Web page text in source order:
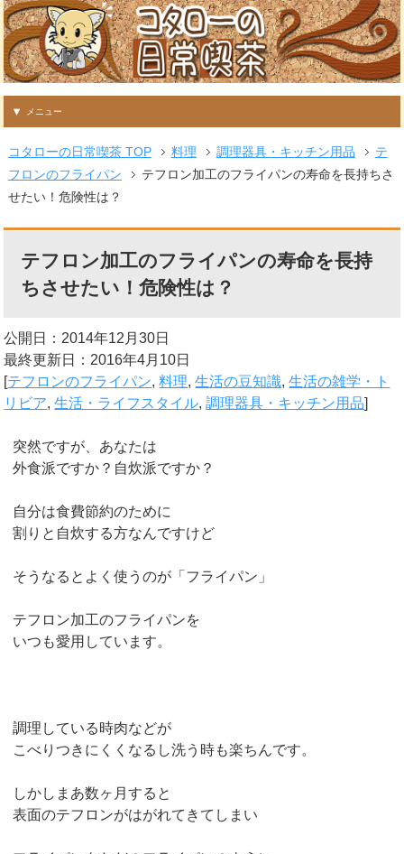
メニュー
コタローの日常喫茶 TOP 料理 調理器具・キッチン用品
テ
フロンのフライパン
テフロン加工のフライパンの寿命を長持ちさ
せたい！危険性は？
テフロン加工のフライパンの寿命を長持
ちさせたい！危険性は？
公開日：2014年12月30日
最終更新日：2016年4月10日
[テフロンのフライパン,料理,生活の豆知識,生活の雑学・ト
リビア,生活・ライフスタイル,調理器具・キッチン用品]
突然ですが、あなたは
外食派ですか？自炊派ですか？
自分は食費節約のために
割りと自炊する方なんですけど
そうなるとよく使うのが「フライパン」
テフロン加工のフライパンを
いつも愛用しています。
調理している時肉などが
こべりつきにくくなるし洗う時も楽ちんです。
しかしまあ数ヶ月すると
表面のテフロンがはがれてきてしまい